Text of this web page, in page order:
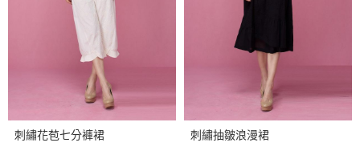
刺繡花苞七分褲裙 刺繡抽皺浪漫裙